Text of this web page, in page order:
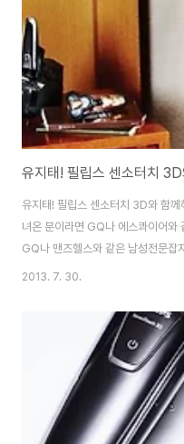
면도를 해 매끄..
유지태! 필립스 센소터치 3D와 함
녀온 분이라면 GQ나 에스콰이어와
GQ나 맨즈헬스와 같은 남성전문잡
명 패션 매거진 겸 남성전문잡지
학생 1학년 때 영화 '주유소 습격사
한국 대표 멜로배우로 자리잡았고,
도 많은 작품에서 주연으로 출연했
고 있는데요. 이번 GQ에 실린 화
본한 '마이 라띠마'가 최..
2013. 7. 30.